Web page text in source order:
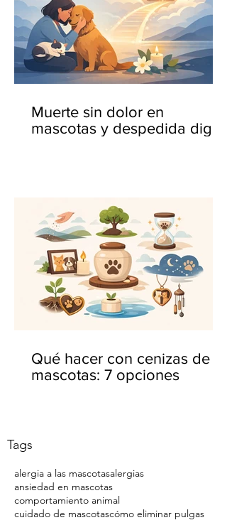
Muerte sin dolor en
mascotas y despedida digna
Qué hacer con cenizas de
mascotas: 7 opciones
Tags
alergia a las mascotasalergias
ansiedad en mascotas
comportamiento animal
cuidado de mascotascómo eliminar pulgas